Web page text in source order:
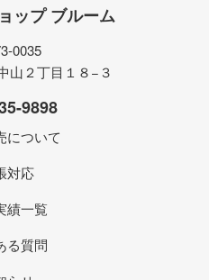
ップ ブルーム
0035
山２丁目１８−３
9898
について
対応
績一覧
る質問